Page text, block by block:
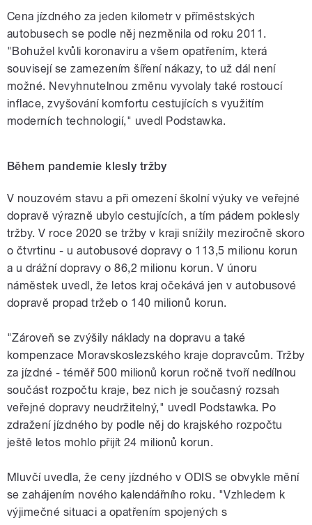
Cena jízdného za jeden kilometr v příměstských
autobusech se podle něj nezměnila od roku 2011.
"Bohužel kvůli koronaviru a všem opatřením, která
souvisejí se zamezením šíření nákazy, to už dál není
možné. Nevyhnutelnou změnu vyvolaly také rostoucí
inflace, zvyšování komfortu cestujících s využitím
moderních technologií," uvedl Podstawka.
Během pandemie klesly tržby
V nouzovém stavu a při omezení školní výuky ve veřejné
dopravě výrazně ubylo cestujících, a tím pádem poklesly
tržby. V roce 2020 se tržby v kraji snížily meziročně skoro
o čtvrtinu - u autobusové dopravy o 113,5 milionu korun
a u drážní dopravy o 86,2 milionu korun. V únoru
náměstek uvedl, že letos kraj očekává jen v autobusové
dopravě propad tržeb o 140 milionů korun.
"Zároveň se zvýšily náklady na dopravu a také
kompenzace Moravskoslezského kraje dopravcům. Tržby
za jízdné - téměř 500 milionů korun ročně tvoří nedílnou
součást rozpočtu kraje, bez nich je současný rozsah
veřejné dopravy neudržitelný," uvedl Podstawka. Po
zdražení jízdného by podle něj do krajského rozpočtu
ještě letos mohlo přijít 24 milionů korun.
Mluvčí uvedla, že ceny jízdného v ODIS se obvykle mění
se zahájením nového kalendářního roku. "Vzhledem k
výjimečné situaci a opatřením spojených s